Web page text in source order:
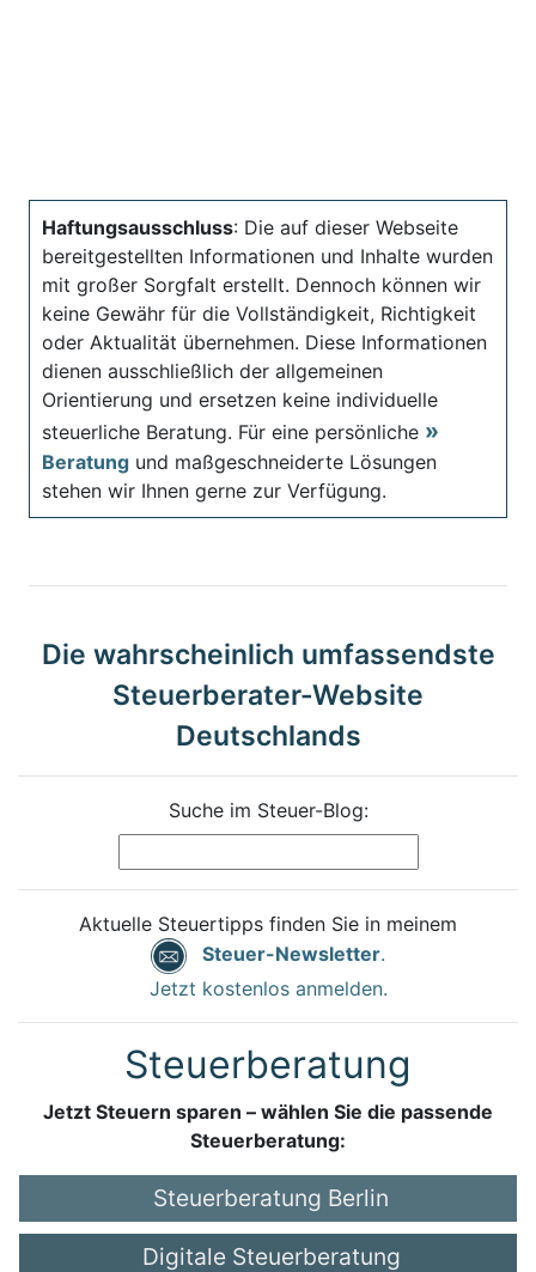
Haftungsausschluss: Die auf dieser Webseite
bereitgestellten Informationen und Inhalte wurden
mit großer Sorgfalt erstellt. Dennoch können wir
keine Gewähr für die Vollständigkeit, Richtigkeit
oder Aktualität übernehmen. Diese Informationen
dienen ausschließlich der allgemeinen
Orientierung und ersetzen keine individuelle
steuerliche Beratung. Für eine persönliche
Beratung und maßgeschneiderte Lösungen
stehen wir Ihnen gerne zur Verfügung.
Die wahrscheinlich umfassendste
Steuerberater-Website
Deutschlands
Suche im Steuer-Blog:
Aktuelle Steuertipps finden Sie in meinem
Steuer-Newsletter.
Jetzt kostenlos anmelden.
Steuerberatung
Jetzt Steuern sparen – wählen Sie die passende
Steuerberatung:
Steuerberatung Berlin
Digitale Steuerberatung